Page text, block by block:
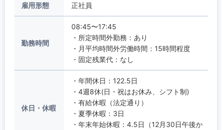
雇用形態 正社員
勤務時間
08:45〜17:45
・所定時間外勤務：あり
・月平均時間外労働時間：15時間程度
・固定残業代：なし
休日・休暇
・年間休日：122.5日
・4週8休(日・祝はお休み、シフト制)
・有給休暇（法定通り）
・夏季休暇：3日
・年末年始休暇：4.5日（12月30日午後か